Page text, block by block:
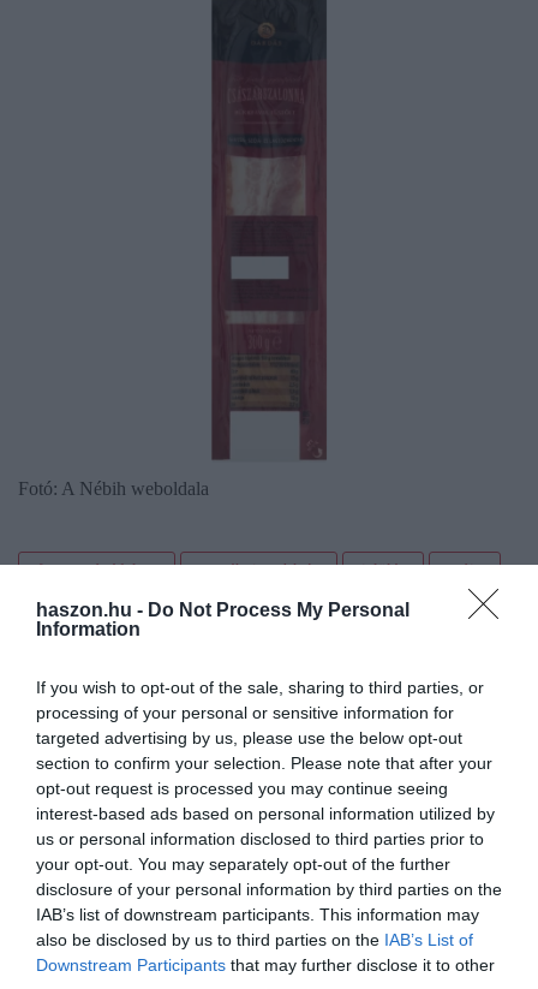
haszon.hu - Do Not Process My Personal
Information
If you wish to opt-out of the sale, sharing to third parties, or
processing of your personal or sensitive information for
targeted advertising by us, please use the below opt-out
section to confirm your selection. Please note that after your
opt-out request is processed you may continue seeing
interest-based ads based on personal information utilized by
us or personal information disclosed to third parties prior to
your opt-out. You may separately opt-out of the further
disclosure of your personal information by third parties on the
IAB’s list of downstream participants. This information may
also be disclosed by us to third parties on the IAB’s List of
Downstream Participants that may further disclose it to other
Fotó: A Nébih weboldala
fogyasztóvédelem termékvisszahívás jelölés szója
nébih penny market